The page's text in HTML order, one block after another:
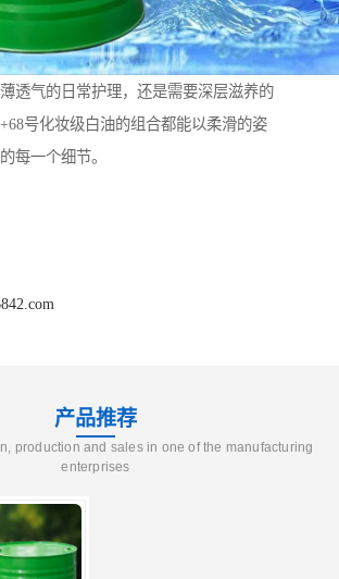
透气的日常护理，还是需要深层滋养的
号化妆级白油的组合都能以柔滑的姿
每一个细节。
产品推荐
production and sales in one of the manufacturing
enterprises